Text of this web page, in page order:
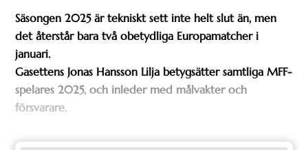
Säsongen 2025 är tekniskt sett inte helt slut än, men
det återstår bara två obetydliga Europamatcher i
januari.
Gasettens Jonas Hansson Lilja betygsätter samtliga MFF-
spelares 2025, och inleder med målvakter och
försvarare.